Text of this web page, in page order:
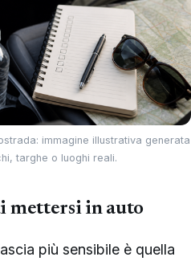
immagine illustrativa generata
targhe o luoghi reali.
mettersi in auto
più sensibile è quella